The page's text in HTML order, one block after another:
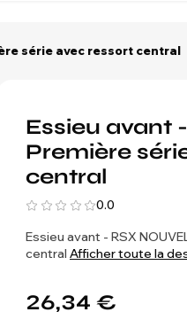
série avec ressort central
Essieu avant
Première
central
0.0
Essieu avant - RSX
central Afficher toute la
26,34 €